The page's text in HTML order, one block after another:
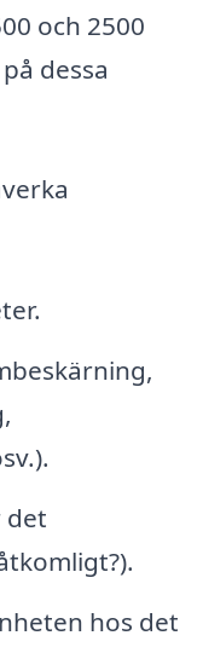
och 2500
dessa
det
hos det